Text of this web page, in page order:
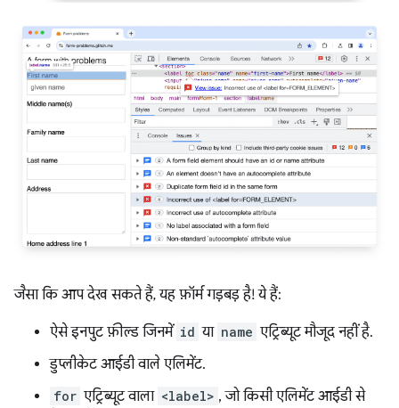
जैसा कि आप देख सकते हैं, यह फ़ॉर्म गड़बड़ है! ये हैं:
ऐसे इनपुट फ़ील्ड जिनमें id या name एट्रिब्यूट मौजूद नहीं है.
डुप्लीकेट आईडी वाले एलिमेंट.
for एट्रिब्यूट वाला <label> , जो किसी एलिमेंट आईडी से